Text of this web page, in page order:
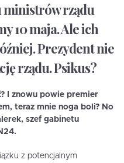
rządu
10 maja. Ale ich
Prezydent nie
rządu. Psikus?
I znowu powie premier
teraz mnie noga boli? No
szef gabinetu
z potencjalnym